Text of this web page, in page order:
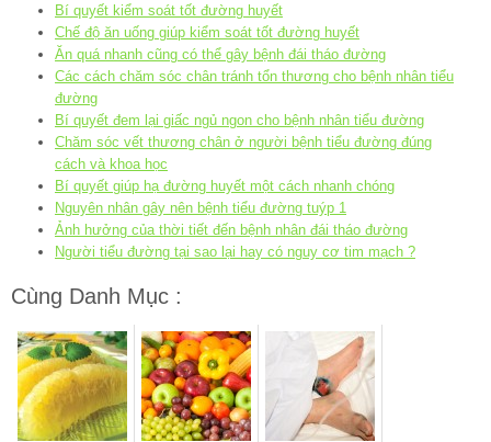
Bí quyết kiểm soát tốt đường huyết
Chế độ ăn uống giúp kiểm soát tốt đường huyết
Ăn quá nhanh cũng có thể gây bệnh đái tháo đường
Các cách chăm sóc chân tránh tổn thương cho bệnh nhân tiểu
đường
Bí quyết đem lại giấc ngủ ngon cho bệnh nhân tiểu đường
Chăm sóc vết thương chân ở người bệnh tiểu đường đúng
cách và khoa học
Bí quyết giúp hạ đường huyết một cách nhanh chóng
Nguyên nhân gây nên bệnh tiểu đường tuýp 1
Ảnh hưởng của thời tiết đến bệnh nhân đái tháo đường
Người tiểu đường tại sao lại hay có nguy cơ tim mạch ?
Cùng Danh Mục :